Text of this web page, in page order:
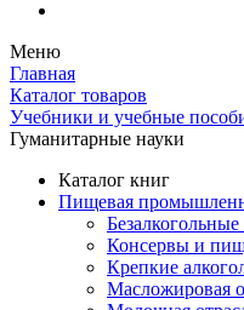
Меню
Главная
Каталог товаров
Учебники и учебные
Гуманитарные науки
Каталог книг
Пищевая
Консервы и
Крепкие
Масложировая